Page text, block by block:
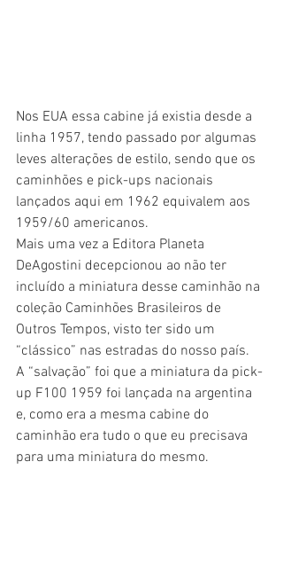
Nos EUA essa cabine já existia desde a
linha 1957, tendo passado por algumas
leves alterações de estilo, sendo que os
caminhões e pick-ups nacionais
lançados aqui em 1962 equivalem aos
1959/60 americanos.
Mais uma vez a Editora Planeta
DeAgostini decepcionou ao não ter
incluído a miniatura desse caminhão na
coleção Caminhões Brasileiros de
Outros Tempos, visto ter sido um
“clássico” nas estradas do nosso país.
A “salvação” foi que a miniatura da pick-
up F100 1959 foi lançada na argentina
e, como era a mesma cabine do
caminhão era tudo o que eu precisava
para uma miniatura do mesmo.